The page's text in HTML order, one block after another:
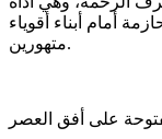
أمام أبناء أقوياء
متهورين.
على أفق العصر